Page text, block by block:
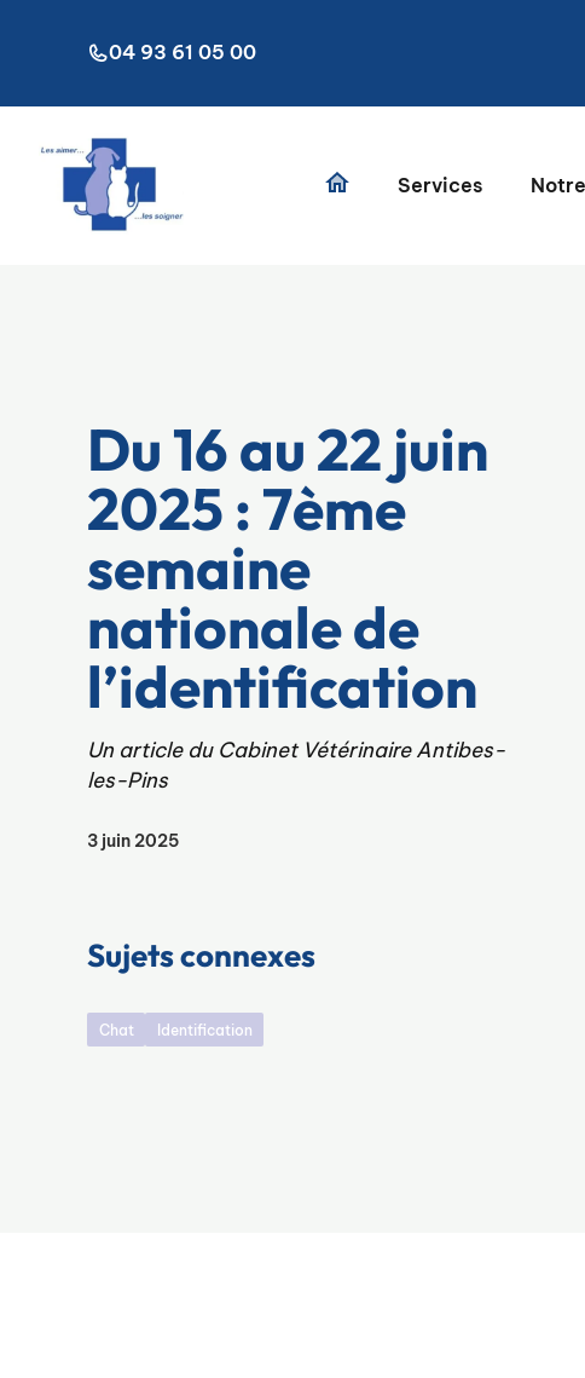
04 93 61 05 00
Services
Du 16 au 22 juin
2025 : 7ème
semaine
nationale de
l’identification
Un article du Cabinet Vétérinaire Antibes-
les-Pins
3 juin 2025
Sujets connexes
Chat Identification